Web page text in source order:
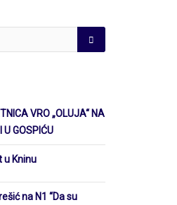
VRO „OLUJA“ NA
U GOSPIĆU
u Kninu
na N1 “Da su